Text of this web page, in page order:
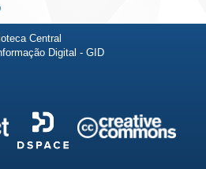
Central
Digital - GID